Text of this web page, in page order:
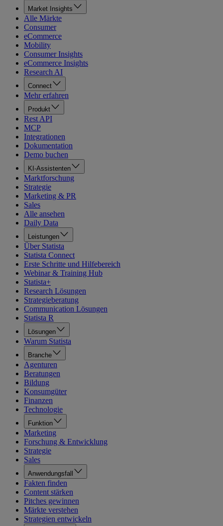
Market Insights
Alle Märkte
Consumer
eCommerce
Mobility
Consumer Insights
eCommerce Insights
Research AI
Connect
Mehr erfahren
Produkt
Rest API
MCP
Integrationen
Dokumentation
Demo buchen
KI-Assistenten
Marktforschung
Strategie
Marketing & PR
Sales
Alle ansehen
Daily Data
Leistungen
Über Statista
Statista Connect
Erste Schritte und Hilfebereich
Webinar & Training Hub
Statista+
Research Lösungen
Strategieberatung
Communication Lösungen
Statista R
Lösungen
Warum Statista
Branche
Agenturen
Beratungen
Bildung
Konsumgüter
Finanzen
Technologie
Funktion
Marketing
Forschung & Entwicklung
Strategie
Sales
Anwendungsfall
Fakten finden
Content stärken
Pitches gewinnen
Märkte verstehen
Strategien entwickeln